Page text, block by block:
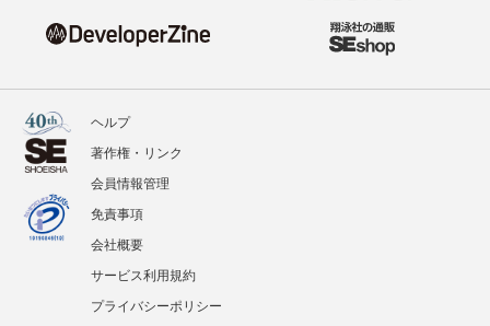
ヘルプ
著作権・リンク
会員情報管理
免責事項
会社概要
サービス利用規約
プライバシーポリシー